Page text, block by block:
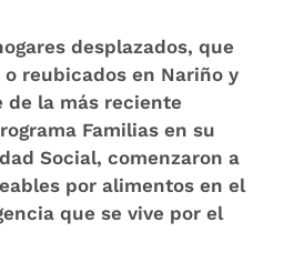
desplazados, que
reubicados en Nariño y
la más reciente
Familias en su
Social, comenzaron a
por alimentos en el
que se vive por el